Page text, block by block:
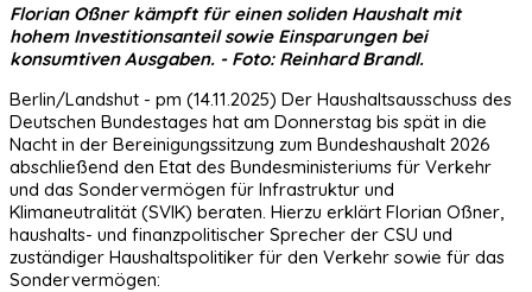
Florian Oßner kämpft für einen soliden Haushalt mit
hohem Investitionsanteil sowie Einsparungen bei
konsumtiven Ausgaben. - Foto: Reinhard Brandl.
Berlin/Landshut - pm (14.11.2025) Der Haushaltsausschuss des
Deutschen Bundestages hat am Donnerstag bis spät in die
Nacht in der Bereinigungssitzung zum Bundeshaushalt 2026
abschließend den Etat des Bundesministeriums für Verkehr
und das Sondervermögen für Infrastruktur und
Klimaneutralität (SVIK) beraten. Hierzu erklärt Florian Oßner,
haushalts- und finanzpolitischer Sprecher der CSU und
zuständiger Haushaltspolitiker für den Verkehr sowie für das
Sondervermögen: